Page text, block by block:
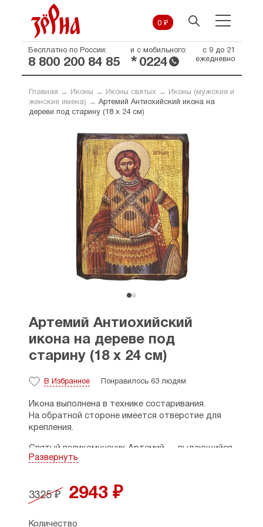
0 ₽
Бесплатно по России:
8 800 200 84 85
и с мобильного:
* 0224
с 9 до 21
ежедневно
Главная → Иконы → Иконы святых→
Иконы (мужские и
женские имена) → Артемий Антиохийский икона на
дереве под старину (18 х 24 см)
Артемий Антиохийский
икона на дереве под
старину (18 х 24 см)
В Избранное Понравилось 63 людям
Икона выполнена в технике состаривания.
На обратной стороне имеется отверстие для
крепления.
Святый великомученик Артемий — выдающийся
христианский военачальник IV века, наместник
служил императорам Константину Великому и
его сыну Констанцию. Когда царь
Римскою империей принял нечестивый
Развернуть
3325 ₽ 2943 ₽
Количество